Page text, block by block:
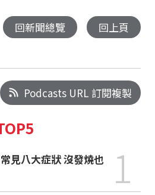
回新聞總覽 回上頁
Podcasts URL 訂閱複製
1